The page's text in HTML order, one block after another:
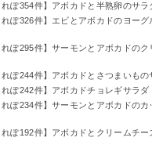
れぽ354件】アボカドと半熟卵のサラ
れぽ326件】エビとアボカドのヨー
れぽ295件】サーモンとアボカドの
れぽ244件】アボカドとさつまいもの
れぽ242件】アボカドチョレギサラダ
れぽ234件】サーモンとアボカドの
れぽ192件】アボカドとクリームチ